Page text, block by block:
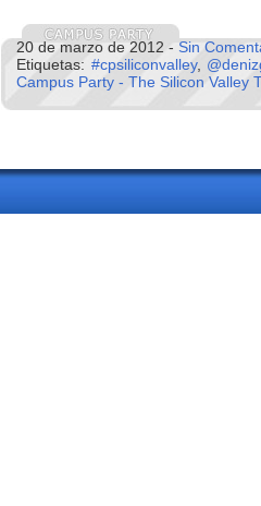
20 de marzo de 2012 - Sin
Etiquetas: #cpsiliconvalley,
Campus Party - The Silicon Valley